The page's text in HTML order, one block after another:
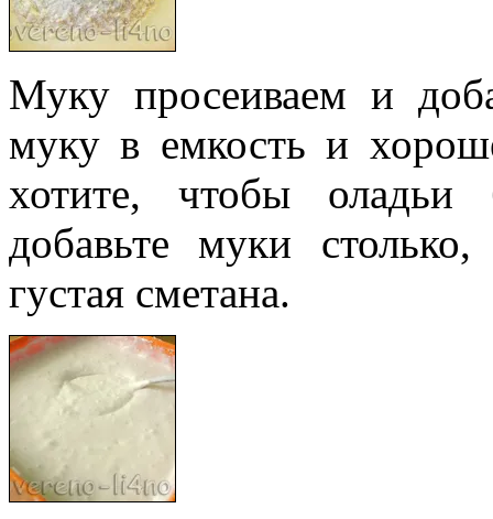
Муку просеиваем и
муку в емкость и
хотите, чтобы оладьи
добавьте муки
густая сметана.